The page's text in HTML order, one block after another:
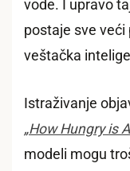
vode. I upravo
postaje sve
veštačka
Istraživanje
„How Hungry is
modeli mogu